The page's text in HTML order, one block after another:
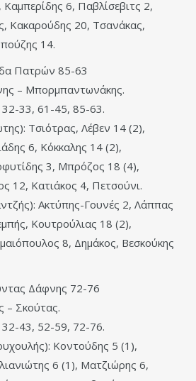
6, Παβλίσεβιτς 2,
Κακαρούδης 20, Τσανάκας,
14.
Πατρών 85-63
– Μπορμπαντωνάκης.
33, 61-45, 85-63.
Τσιότρας, Λέβεν 14 (2),
6, Κόκκαλης 14 (2),
3, Μπρόζος 18 (4),
12, Κατιάκος 4, Πετσούνι.
Ακτύπης-Γουνές 2, Λάππας
Κουτρούλιας 18 (2),
8, Δημάκος, Βεσκούκης
Δάφνης 72-76
– Σκούτας.
43, 52-59, 72-76.
Κοντούδης 5 (1),
6 (1), Ματζιώρης 6,